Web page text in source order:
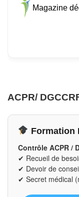
Magazine
ACPR/
Formation
Contrôle ACPR /
✔ Recueil de
✔ Devoir de
✔ Secret médical